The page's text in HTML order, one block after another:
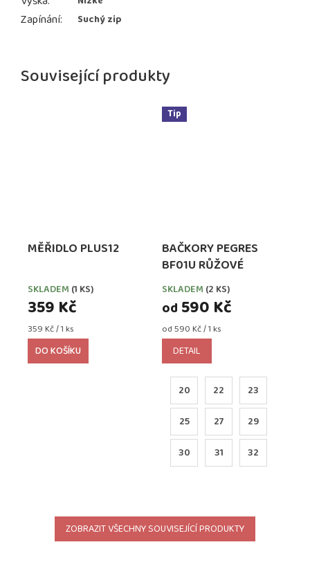
Související produkty
MĚŘIDLO PLUS12
SKLADEM (1 KS)
359 Kč
Měrná
cena:
359 Kč / 1 ks
DO KOŠÍKU
Tip
BAČKORY PEGRES
BF01U RŮŽOVÉ
SKLADEM (2 KS)
od 590 Kč
Měrná
cena:
od 590 Kč / 1 ks
DETAIL
20 22 23
25 27 29
30 31 32
ZOBRAZIT VŠECHNY SOUVISEJÍCÍ PRODUKTY
Zapínání: Suchý zip